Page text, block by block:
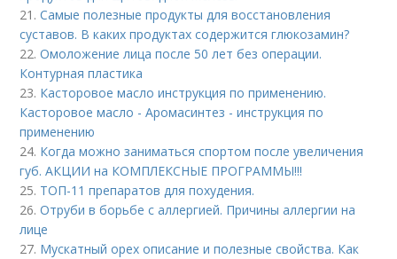
21.Самые полезные продукты для восстановления
суставов. В каких продуктах содержится глюкозамин?
22.Омоложение лица после 50 лет без операции.
Контурная пластика
23. Касторовое масло инструкция по применению.
Касторовое масло - Аромасинтез - инструкция по
применению
24. Когда можно заниматься спортом после увеличения
губ. АКЦИИ на КОМПЛЕКСНЫЕ ПРОГРАММЫ!!!
25. ТОП-11 препаратов для похудения.
26.Отруби в борьбе с аллергией. Причины аллергии на
лице
27. Мускатный орех описание и полезные свойства. Как